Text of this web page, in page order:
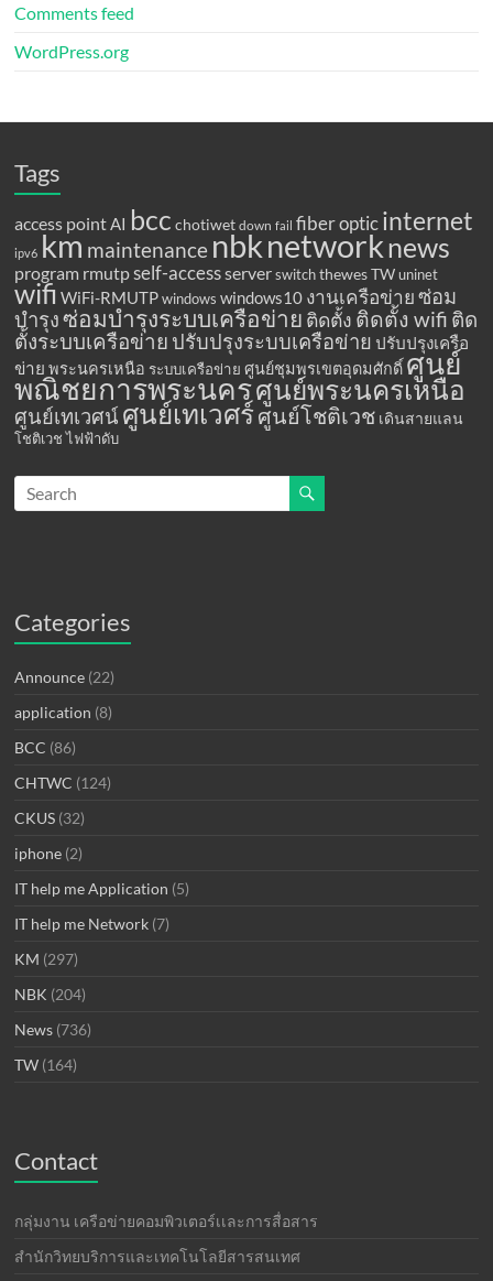
Comments feed
WordPress.org
Tags
access point AI bcc chotiwet down fail fiber opticinternet
ipv6 km maintenance nbknetworknews
program rmutpself-accessserver switch thewes TW uninet
wifi WiFi-RMUTP windows windows10 งานเครือข่าย ซ่อม
บำรุง ซ่อมบำรุงระบบเครือข่าย ติดตั้ง ติดตั้ง wifi ติด
ตั้งระบบเครือข่าย ปรับปรุงระบบเครือข่าย ปรับปรุงเครือ
ข่าย พระนครเหนือ ระบบเครือข่าย ศูนย์ชุมพรเขตอุดมศักดิ์ ศูนย์
พณิชยการพระนครศูนย์พระนครเหนือ
ศูนย์เทเวศน์ ศูนย์เทเวศร์ศูนย์โชติเวช เดินสายแลน
โชติเวช ไฟฟ้าดับ
Categories
Announce (22)
application (8)
BCC (86)
CHTWC (124)
CKUS (32)
iphone (2)
IT help me Application (5)
IT help me Network (7)
KM (297)
NBK (204)
News (736)
TW (164)
Contact
กลุ่มงาน เครือข่ายคอมพิวเตอร์เเละการสื่อสาร
สำนักวิทยบริการและเทคโนโลยีสารสนเทศ